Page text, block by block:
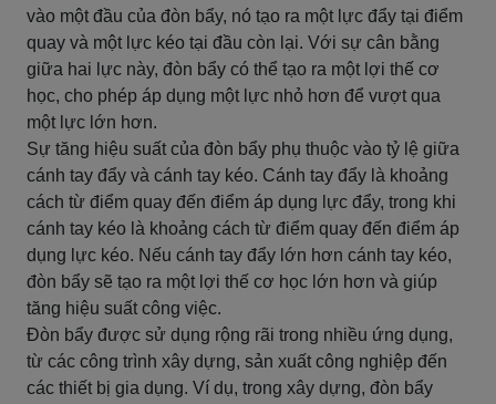
vào một đầu của đòn bẩy, nó tạo ra một lực đẩy tại điểm
quay và một lực kéo tại đầu còn lại. Với sự cân bằng
giữa hai lực này, đòn bẩy có thể tạo ra một lợi thế cơ
học, cho phép áp dụng một lực nhỏ hơn để vượt qua
một lực lớn hơn.
Sự tăng hiệu suất của đòn bẩy phụ thuộc vào tỷ lệ giữa
cánh tay đẩy và cánh tay kéo. Cánh tay đẩy là khoảng
cách từ điểm quay đến điểm áp dụng lực đẩy, trong khi
cánh tay kéo là khoảng cách từ điểm quay đến điểm áp
dụng lực kéo. Nếu cánh tay đẩy lớn hơn cánh tay kéo,
đòn bẩy sẽ tạo ra một lợi thế cơ học lớn hơn và giúp
tăng hiệu suất công việc.
Đòn bẩy được sử dụng rộng rãi trong nhiều ứng dụng,
từ các công trình xây dựng, sản xuất công nghiệp đến
các thiết bị gia dụng. Ví dụ, trong xây dựng, đòn bẩy